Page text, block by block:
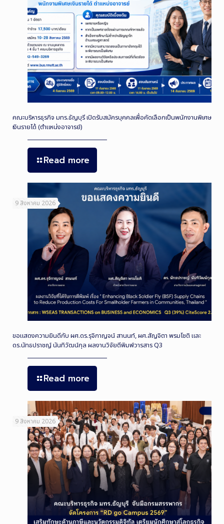
คณะบริหารธุรกิจ มทร.ธัญบุรี เปิดรับสมัครบุคคลเพื่อคัดเลือกเป็นพนักงานพิเศษ
เงินรายได้ (ตำแหน่งอาจารย์)
Read more
9 สิงหาคม 2026
ขอแสดงความยินดีกับ ผศ.ดร.รุจิกาญจน์ สานนท์, ผศ.สัญจิตา พรมโชติ และ
ดร.นัทธปราชญ์ นันทิวัฒน์กุล ผลงานวิจัยตีพิมพ์วารสาร Q3
Read more
9 สิงหาคม 2026